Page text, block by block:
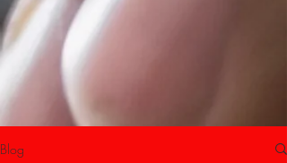
Blog